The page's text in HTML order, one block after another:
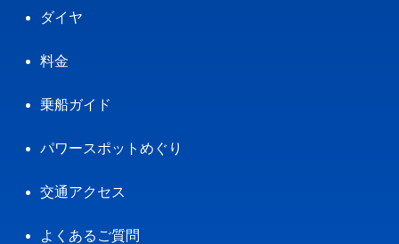
ダイヤ
料金
乗船ガイド
パワースポットめぐり
交通アクセス
よくあるご質問